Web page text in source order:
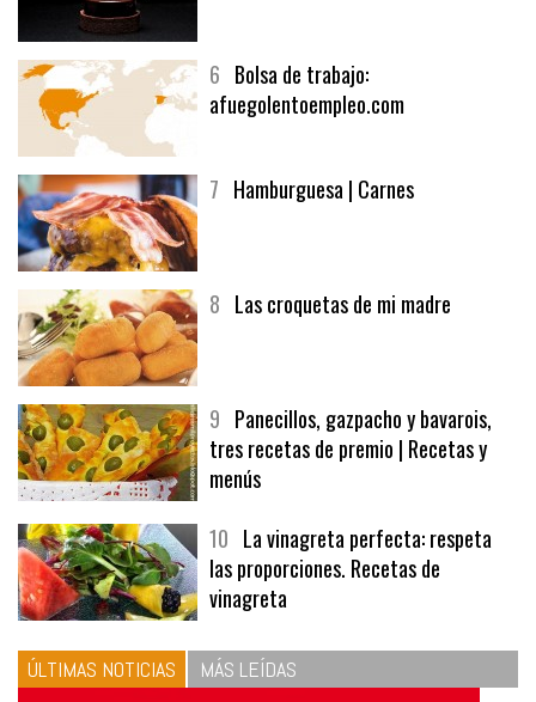
6 Bolsa de trabajo:
afuegolentoempleo.com
7 Hamburguesa | Carnes
8 Las croquetas de mi madre
9 Panecillos, gazpacho y bavarois,
tres recetas de premio | Recetas y
menús
10 La vinagreta perfecta: respeta
las proporciones. Recetas de
vinagreta
ÚLTIMAS NOTICIAS MÁS LEÍDAS